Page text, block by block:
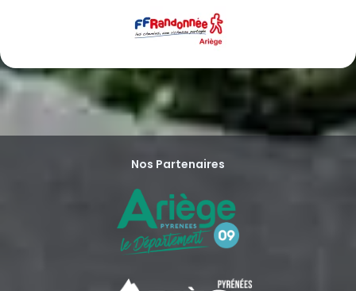
Nos Partenaires